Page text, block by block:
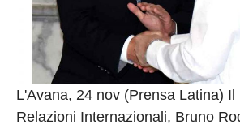
L'Avana, 24 nov (Prensa Latina)
Relazioni Internazionali, Bruno